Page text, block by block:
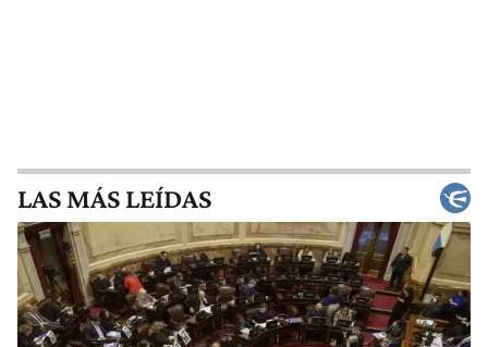
LAS MÁS LEÍDAS